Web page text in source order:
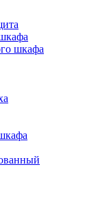
шкафа